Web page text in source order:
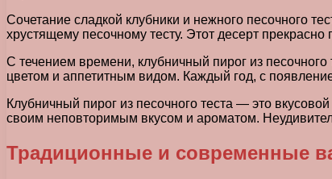
Сочетание сладкой клубники и нежного песочного
хрустящему песочному тесту. Этот десерт
С течением времени, клубничный пирог из
цветом и аппетитным видом. Каждый год, с
Клубничный пирог из песочного теста — это
своим неповторимым вкусом и ароматом.
Традиционные и современные